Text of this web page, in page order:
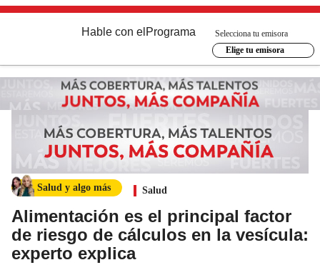
Hable con el Programa
Selecciona tu emisora
Elige tu emisora
Salud y algo más Salud
Alimentación es el principal factor
de riesgo de cálculos en la vesícula:
experto explica